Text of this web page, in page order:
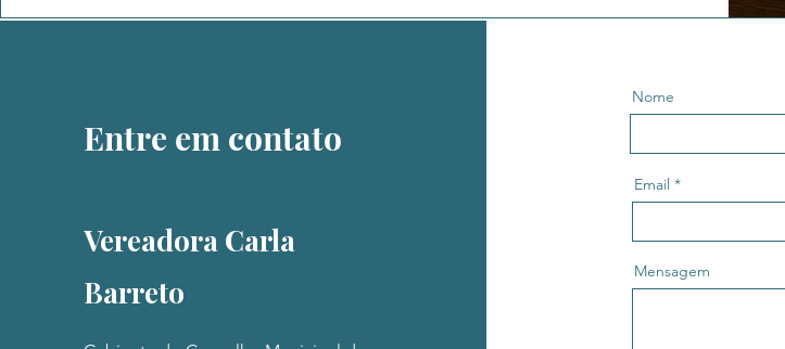
Entre em contato
Vereadora Carla
Barreto
Nome
Email
Mensagem